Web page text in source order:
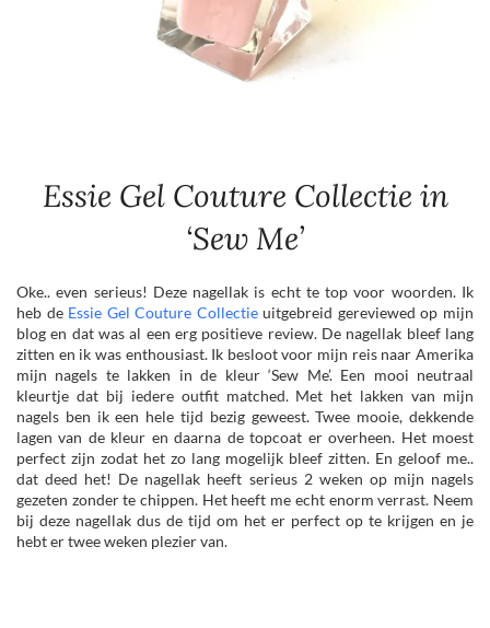
Essie Gel Couture Collectie in
‘Sew Me’
Oke.. even serieus! Deze nagellak is echt te top voor woorden. Ik
heb de Essie Gel Couture Collectieuitgebreid gereviewed op mijn
blog en dat was al een erg positieve review. De nagellak bleef lang
zitten en ik was enthousiast. Ik besloot voor mijn reis naar Amerika
mijn nagels te lakken in de kleur ‘Sew Me’. Een mooi neutraal
kleurtje dat bij iedere outfit matched. Met het lakken van mijn
nagels ben ik een hele tijd bezig geweest. Twee mooie, dekkende
lagen van de kleur en daarna de topcoat er overheen. Het moest
perfect zijn zodat het zo lang mogelijk bleef zitten. En geloof me..
dat deed het! De nagellak heeft serieus 2 weken op mijn nagels
gezeten zonder te chippen. Het heeft me echt enorm verrast. Neem
bij deze nagellak dus de tijd om het er perfect op te krijgen en je
hebt er twee weken plezier van.